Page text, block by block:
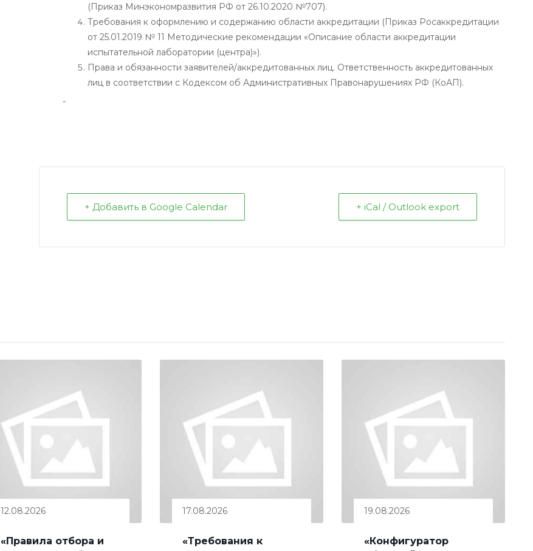
(Приказ Минэкономразвития РФ от 26.10.2020 №707).
Требования к оформлению и содержанию области аккредитации (Приказ Росаккредитации
от 25.01.2019 № 11 Методические рекомендации «Описание области аккредитации
испытательной лаборатории (центра)»).
Права и обязанности заявителей/аккредитованных лиц. Ответственность аккредитованных
лиц в соответствии с Кодексом об Административных Правонарушениях РФ (КоАП).
+ Добавить в Google Calendar + iCal / Outlook export
12.08.2026
«Правила отбора и
17.08.2026
«Требования к
19.08.2026
«Конфигуратор